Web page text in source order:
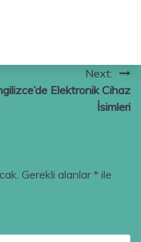
Next:
Elektronik Cihaz
İsimleri
Gerekli alanlar* ile